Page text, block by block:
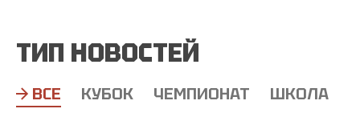
ТИП НОВОСТЕЙ
ВСЕ КУБОК ЧЕМПИОНАТ ШКОЛА